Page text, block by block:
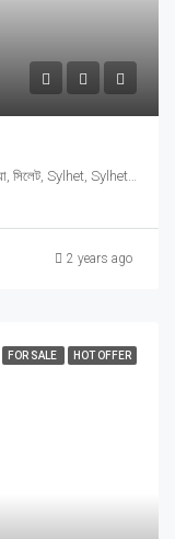
2 years ago
FOR SALE HOT OFFER